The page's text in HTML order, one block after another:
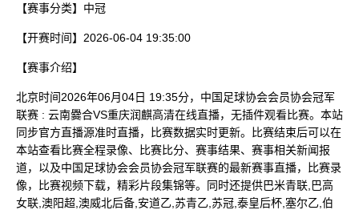
【赛事分类】 中冠
【开赛时间】 2026-06-04 19:35:00
【赛事介绍】
北京时间2026年06月04日 19:35分，中国足球协会会员协会冠军
联赛 : 云南爨合VS重庆润麒高清在线直播，无插件观看比赛。本站
同步官方直播源准时直播，比赛数据实时更新。比赛结束后可以在
本站查看比赛全程录像、比赛比分、赛事结果、赛事相关新闻报
道，以及中国足球协会会员协会冠军联赛的最新赛事直播，比赛录
像，比赛视频下载，精彩片段集锦等。同时还提供巴米青联,巴高
女联,澳阳超,澳威北后备,安道乙,苏青乙,苏冠,泰皇后杯,塞尔乙,伯